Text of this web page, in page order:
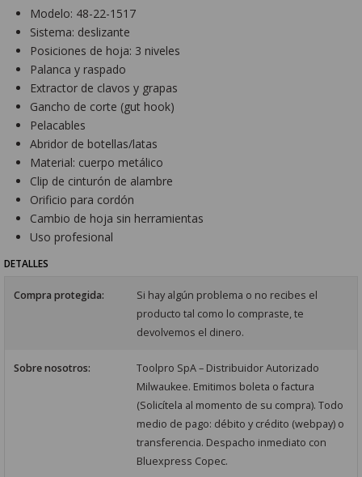
Modelo: 48-22-1517
Sistema: deslizante
Posiciones de hoja: 3 niveles
Palanca y raspado
Extractor de clavos y grapas
Gancho de corte (gut hook)
Pelacables
Abridor de botellas/latas
Material: cuerpo metálico
Clip de cinturón de alambre
Orificio para cordón
Cambio de hoja sin herramientas
Uso profesional
DETALLES
Compra protegida:
Si hay algún problema o no recibes el
producto tal como lo compraste, te
devolvemos el dinero.
Sobre nosotros:
Toolpro SpA – Distribuidor Autorizado
Milwaukee. Emitimos boleta o factura
(Solicítela al momento de su compra). Todo
medio de pago: débito y crédito (webpay) o
transferencia. Despacho inmediato con
Bluexpress Copec.